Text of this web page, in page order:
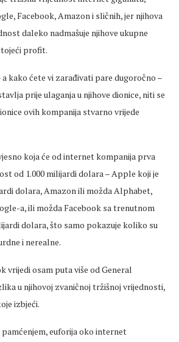
Facebook, Amazon i sličnih, jer njihova
daleko nadmašuje njihove ukupne
profit.
kako ćete vi zarađivati pare dugoročno –
prije ulaganja u njihove dionice, niti se
ovih kompanija stvarno vrijede
koja će od internet kompanija prva
od 1.000 milijardi dolara – Apple koji je
dolara, Amazon ili možda Alphabet,
a, ili možda Facebook sa trenutnom
dolara, što samo pokazuje koliko su
i nerealne.
vrijedi osam puta više od General
u njihovoj zvaničnoj tržišnoj vrijednosti,
izbjeći.
pamćenjem, euforija oko internet